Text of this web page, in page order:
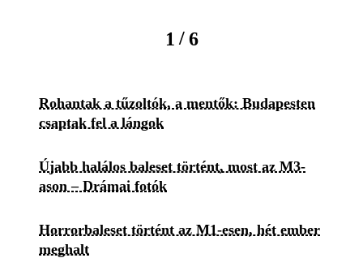
1 / 6
Rohantak a tűzoltók, a mentők: Budapesten
csaptak fel a lángok
Újabb halálos baleset történt, most az M3-
ason – Drámai fotók
Horrorbaleset történt az M1-esen, hét ember
meghalt